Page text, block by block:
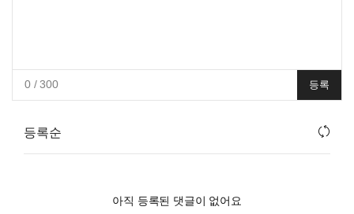
0/ 300 등록
등록순
아직 등록된 댓글이 없어요